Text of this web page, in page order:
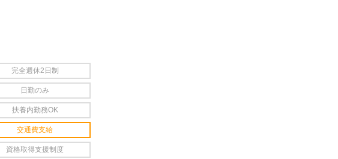
完全週休2日制
日勤のみ
扶養内勤務OK
交通費支給
資格取得支援制度